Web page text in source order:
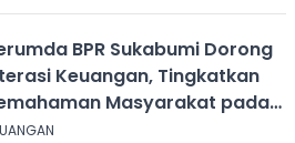
BPR Sukabumi Dorong
Keuangan, Tingkatkan
Masyarakat pada